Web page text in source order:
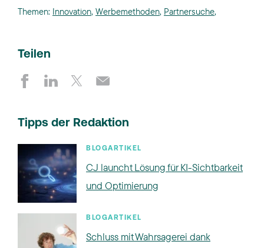
Themen: Innovation, Werbemethoden, Partnersuche,
Teilen
Tipps der Redaktion
BLOGARTIKEL
CJ launcht Lösung für KI-Sichtbarkeit
und Optimierung
BLOGARTIKEL
Schluss mit Wahrsagerei dank